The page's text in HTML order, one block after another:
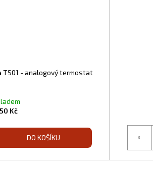
TS01 - analogový termostat
Kč
DO KOŠÍKU